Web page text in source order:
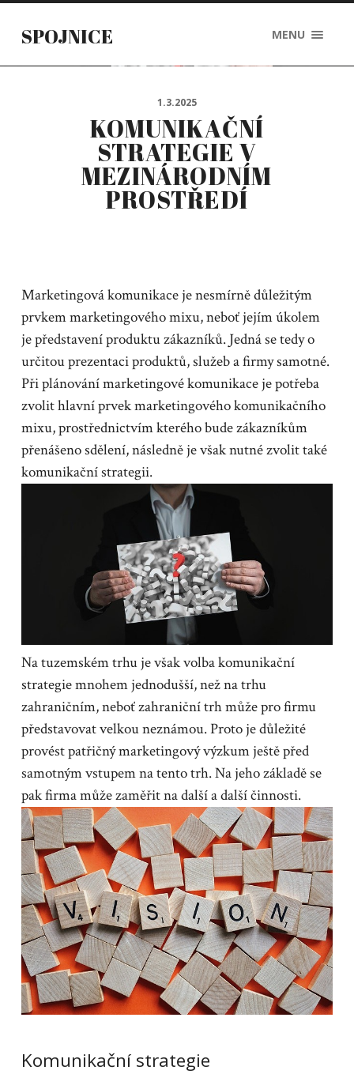
SPOJNICE MENU
1.3.2025
KOMUNIKAČNÍ
STRATEGIE V
MEZINÁRODNÍM
PROSTŘEDÍ
Marketingová komunikace je nesmírně důležitým
prvkem marketingového mixu, neboť jejím úkolem
je představení produktu zákazníků. Jedná se tedy o
určitou prezentaci produktů, služeb a firmy samotné.
Při plánování marketingové komunikace je potřeba
zvolit hlavní prvek marketingového komunikačního
mixu, prostřednictvím kterého bude zákazníkům
přenášeno sdělení, následně je však nutné zvolit také
komunikační strategii.
Na tuzemském trhu je však volba komunikační
strategie mnohem jednodušší, než na trhu
zahraničním, neboť zahraniční trh může pro firmu
představovat velkou neznámou. Proto je důležité
provést patřičný marketingový výzkum ještě před
samotným vstupem na tento trh. Na jeho základě se
pak firma může zaměřit na další a další činnosti.
Komunikační strategie